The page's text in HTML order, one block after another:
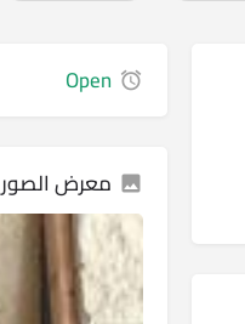
Open
معرض الصور